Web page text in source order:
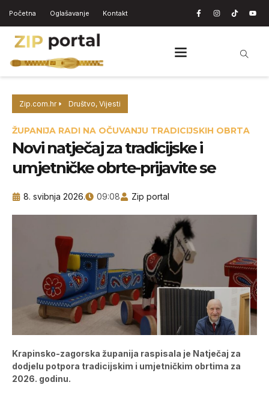
Početna Oglašavanje Kontakt
Zip.com.hr Društvo, Vijesti
ŽUPANIJA RADI NA OČUVANJU TRADICIJSKIH OBRTA
Novi natječaj za tradicijske i
umjetničke obrte-prijavite se
8. svibnja 2026. 09:08 Zip portal
Krapinsko-zagorska županija raspisala je Natječaj za
dodjelu potpora tradicijskim i umjetničkim obrtima za
2026. godinu.